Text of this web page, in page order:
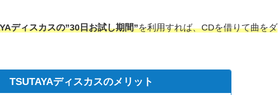
ディスカスの”30日お試し期間”を利用すれば、CDを借りて曲をダ
TSUTAYAディスカスのメリット